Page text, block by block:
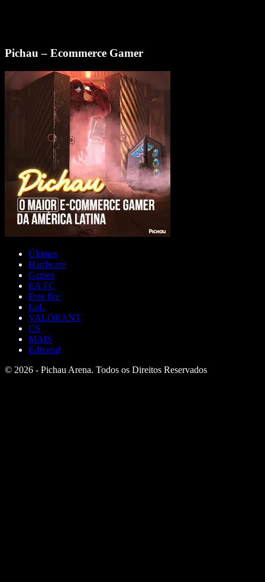
Pichau – Ecommerce Gamer
Últimas
Hardware
Games
EA FC
Free fire
LoL
VALORANT
CS
MAIS
Editorial
© 2026 - Pichau Arena. Todos os Direitos Reservados